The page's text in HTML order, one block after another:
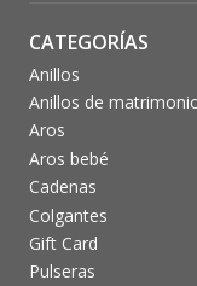
CATEGORÍAS
Anillos
Anillos de
Aros
Aros bebé
Cadenas
Colgantes
Gift Card
Pulseras